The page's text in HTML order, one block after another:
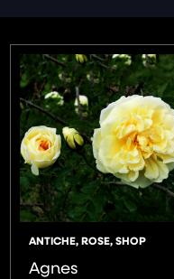
ANTICHE,ROSE,SHOP
Agnes